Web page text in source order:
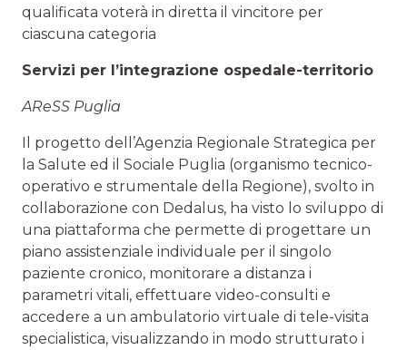
qualificata voterà in diretta il vincitore per
ciascuna categoria
Servizi per l’integrazione ospedale-territorio
AReSS Puglia
Il progetto dell’Agenzia Regionale Strategica per
la Salute ed il Sociale Puglia (organismo tecnico-
operativo e strumentale della Regione), svolto in
collaborazione con Dedalus, ha visto lo sviluppo di
una piattaforma che permette di progettare un
piano assistenziale individuale per il singolo
paziente cronico, monitorare a distanza i
parametri vitali, effettuare video-consulti e
accedere a un ambulatorio virtuale di tele-visita
specialistica, visualizzando in modo strutturato i